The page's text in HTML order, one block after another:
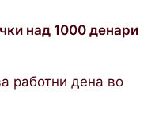
над 1000 денари
работни дена во